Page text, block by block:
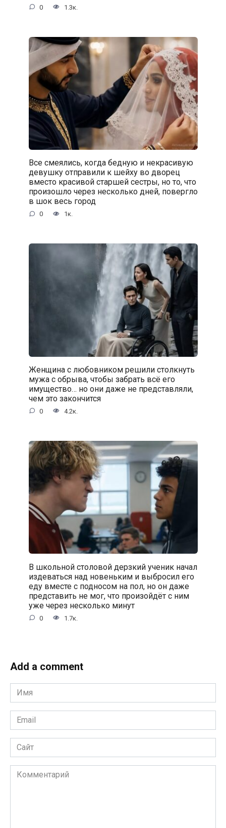
0 1.3к.
Все смеялись, когда бедную и некрасивую
девушку отправили к шейху во дворец
вместо красивой старшей сестры, но то, что
произошло через несколько дней, повергло
в шок весь город
0 1к.
Женщина с любовником решили столкнуть
мужа с обрыва, чтобы забрать всё его
имущество… но они даже не представляли,
чем это закончится
0 4.2к.
В школьной столовой дерзкий ученик начал
издеваться над новеньким и выбросил его
еду вместе с подносом на пол, но он даже
представить не мог, что произойдёт с ним
уже через несколько минут
0 1.7к.
Add a comment
Имя
*
Email
*
Сайт
Комментарий